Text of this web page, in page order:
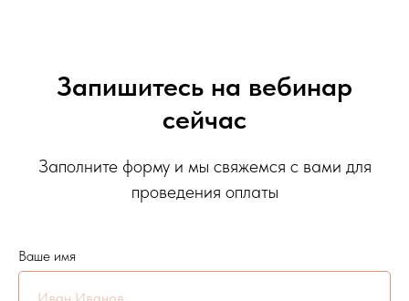
Запишитесь на вебинар
сейчас
Заполните форму и мы свяжемся с вами для
проведения оплаты
Ваше имя